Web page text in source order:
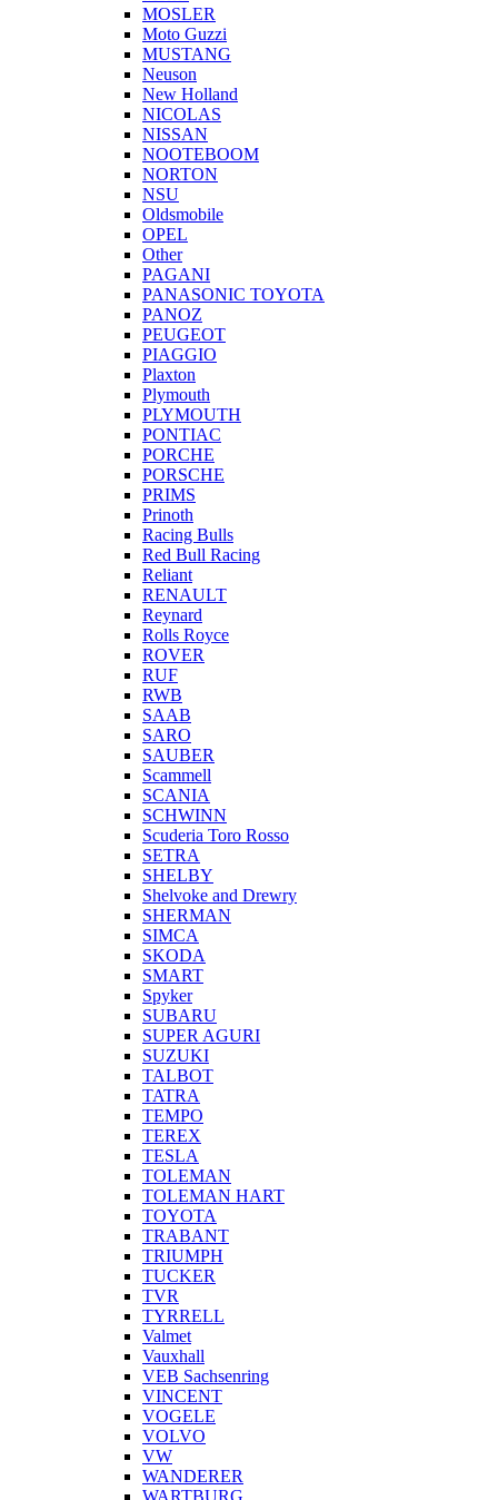
MOSLER
Moto Guzzi
MUSTANG
Neuson
New Holland
NICOLAS
NISSAN
NOOTEBOOM
NORTON
NSU
Oldsmobile
OPEL
Other
PAGANI
PANASONIC TOYOTA
PANOZ
PEUGEOT
PIAGGIO
Plaxton
Plymouth
PLYMOUTH
PONTIAC
PORCHE
PORSCHE
PRIMS
Prinoth
Racing Bulls
Red Bull Racing
Reliant
RENAULT
Reynard
Rolls Royce
ROVER
RUF
RWB
SAAB
SARO
SAUBER
Scammell
SCANIA
SCHWINN
Scuderia Toro Rosso
SETRA
SHELBY
Shelvoke and Drewry
SHERMAN
SIMCA
SKODA
SMART
Spyker
SUBARU
SUPER AGURI
SUZUKI
TALBOT
TATRA
TEMPO
TEREX
TESLA
TOLEMAN
TOLEMAN HART
TOYOTA
TRABANT
TRIUMPH
TUCKER
TVR
TYRRELL
Valmet
Vauxhall
VEB Sachsenring
VINCENT
VOGELE
VOLVO
VW
WANDERER